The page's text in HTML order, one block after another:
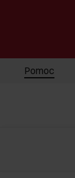
Pomoc